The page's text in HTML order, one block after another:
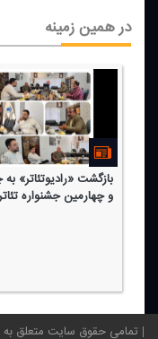
در همین زمینه
بازگشت «رادیوتئاتر»
و چهارمین جشنواره
تمامی حقوق سایت متعلق